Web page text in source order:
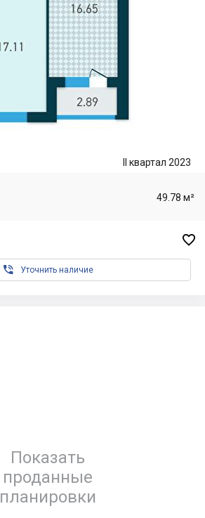
II квартал 2023
49.78 м²

 Уточнить наличие
Показать
проданные
планировки